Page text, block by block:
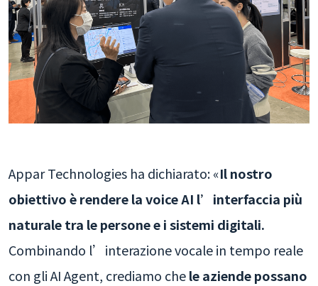
Appar Technologies ha dichiarato: «Il nostro
obiettivo è rendere la voice AI l’interfaccia più
naturale tra le persone e i sistemi digitali.
Combinando l’interazione vocale in tempo reale
con gli AI Agent, crediamo chele aziende possano